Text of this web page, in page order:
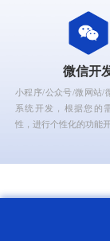
微信开
小程序/公众号/微网站/
系统开发，根据您的
性，进行个性化的功能开